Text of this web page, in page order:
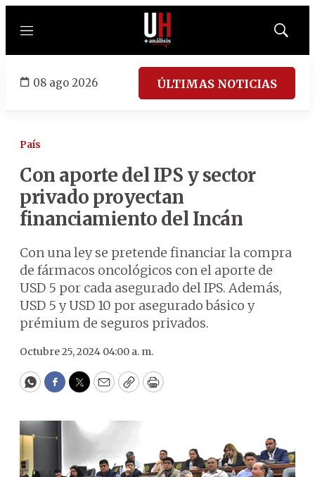
Menú
Mostrar
08 ago 2026 ÚLTIMAS NOTICIAS
País
Con aporte del IPS y sector
privado proyectan
financiamiento del Incán
Con una ley se pretende financiar la compra
de fármacos oncológicos con el aporte de
USD 5 por cada asegurado del IPS. Además,
USD 5 y USD 10 por asegurado básico y
prémium de seguros privados.
Octubre 25, 2024 04:00 a. m.
WhatsApp
Facebook
Twitter
EmailCopyPrint